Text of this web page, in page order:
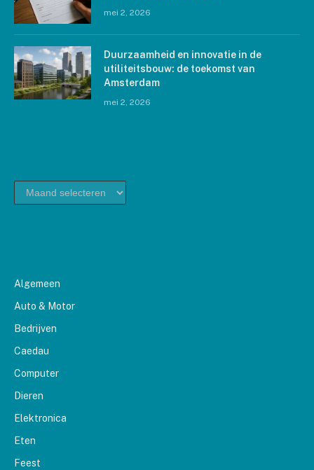
mei 2, 2026
Duurzaamheid en innovatie in de
utiliteitsbouw: de toekomst van
Amsterdam
mei 2, 2026
archief
Algemeen
Auto & Motor
Bedrijven
Caedau
Computer
Dieren
Elektronica
Eten
Feest